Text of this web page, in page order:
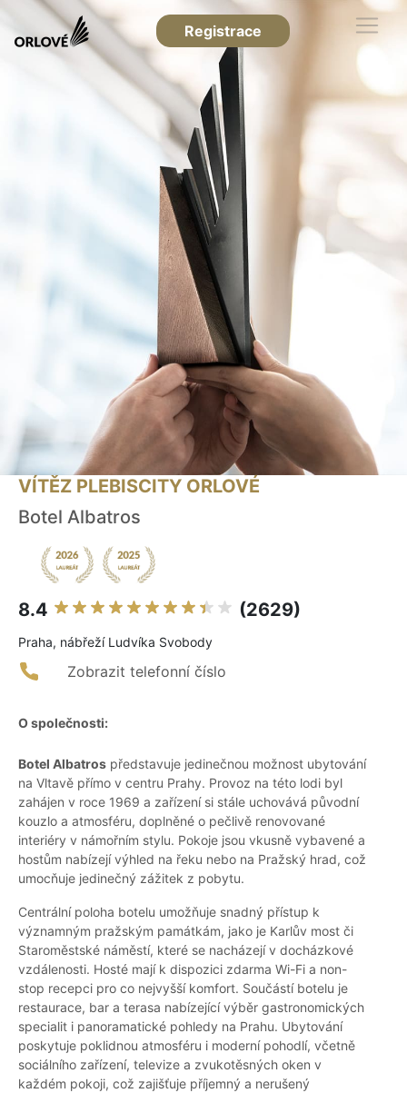
Registrace
VÍTĚZ PLEBISCITY ORLOVÉ
Botel Albatros
8.4 (2629)
Praha, nábřeží Ludvíka Svobody
Zobrazit telefonní číslo
O společnosti:
Botel Albatros představuje jedinečnou možnost ubytování
na Vltavě přímo v centru Prahy. Provoz na této lodi byl
zahájen v roce 1969 a zařízení si stále uchovává původní
kouzlo a atmosféru, doplněné o pečlivě renovované
interiéry v námořním stylu. Pokoje jsou vkusně vybavené a
hostům nabízejí výhled na řeku nebo na Pražský hrad, což
umocňuje jedinečný zážitek z pobytu.
Centrální poloha botelu umožňuje snadný přístup k
významným pražským památkám, jako je Karlův most či
Staroměstské náměstí, které se nacházejí v docházkové
vzdálenosti. Hosté mají k dispozici zdarma Wi-Fi a non-
stop recepci pro co nejvyšší komfort. Součástí botelu je
restaurace, bar a terasa nabízející výběr gastronomických
specialit i panoramatické pohledy na Prahu. Ubytování
poskytuje poklidnou atmosféru i moderní pohodlí, včetně
sociálního zařízení, televize a zvukotěsných oken v
každém pokoji, což zajišťuje příjemný a nerušený